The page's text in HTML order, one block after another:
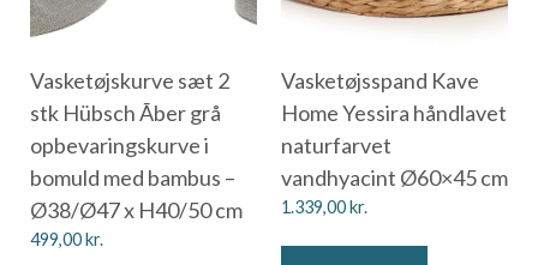
Vasketøjskurve sæt 2
stk Hübsch Ãber grå
opbevaringskurve i
bomuld med bambus –
Ø38/Ø47 x H40/50 cm
499,00kr.
Vasketøjsspand Kave
Home Yessira håndlavet
naturfarvet
vandhyacint Ø60×45 cm
1.339,00kr.